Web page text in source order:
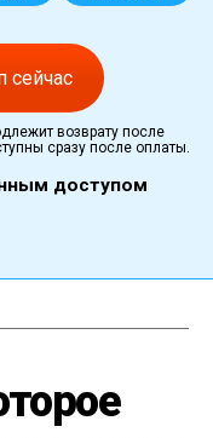
сейчас
возврату после
сразу после оплаты.
доступом